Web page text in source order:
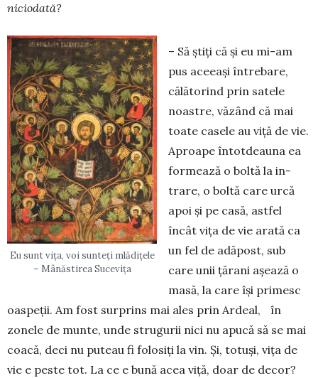
niciodată?
Eu sunt vița, voi sunteți mlădițele
– Mânăstirea Sucevița
– Să știți că și eu mi-am
pus aceeași întrebare,
călă­to­rind prin satele
noastre, vă­zând că mai
toate casele au vi­ță de vie.
Aproape întot­dea­u­na ea
formează o boltă la in­
trare, o boltă care urcă
apoi și pe casă, astfel
încât vița de vie arată ca
un fel de adăpost, sub
care unii țărani așează o
masă, la care își primesc
oaspeții. Am fost surprins mai ales prin Ardeal, în
zonele de munte, unde strugurii nici nu apucă să se mai
coacă, deci nu puteau fi folosiți la vin. Și, totuși, vița de
vie e peste tot. La ce e bună acea viță, doar de decor?